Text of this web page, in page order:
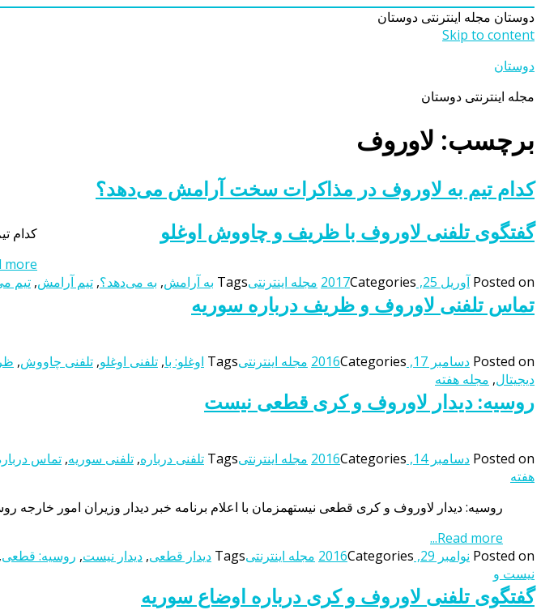
دوستان مجله اینترنتی دوستان
Skip to content
دوستان
مجله اینترنتی دوستان
برچسب: لاوروف
کدام تیم به لاوروف در مذاکرات سخت آرامش می‌دهد؟
کدام
Posted on آوریل 25, 2017 Categories مجله اینترنتیTags به آرامش, به می‌دهد؟, تیم آرامش, تیم
گفتگوی تلفنی لاوروف با ظریف و چاووش اوغلو
Posted on دسامبر 17, 2016 Categories مجله اینترنتیTags اوغلو: با, تلفنی اوغلو, تلفنی چاووش,
دیجیتال, مجله هفته
تماس تلفنی لاوروف و ظریف درباره سوریه
Posted on دسامبر 14, 2016 Categories مجله اینترنتیTags تلفنی درباره, تلفنی سوریه, تماس
هفته
روسیه: دیدار لاوروف و کری قطعی نیست
روسیه: دیدار لاوروف و کری قطعی نیستهمزمان با اعلام برنامه خبر دیدار وزیران امور خارجه
Read more...
Posted on نوامبر 29, 2016 Categories مجله اینترنتیTags دیدار قطعی, دیدار نیست, روسیه: قطعی,
نیست و
گفتگوی تلفنی لاوروف و کری درباره اوضاع سوریه